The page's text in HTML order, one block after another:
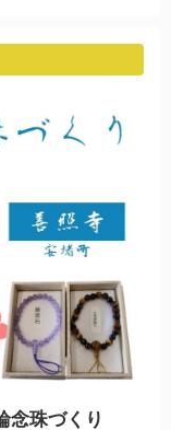
念珠づくり